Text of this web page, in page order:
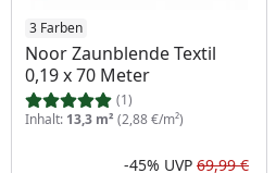
3 Farben
Noor Zaunblende Textil
0,19 x 70 Meter
(1)
Inhalt: 13,3 m² (2,88 €/m²)
-45% UVP 69,99 €